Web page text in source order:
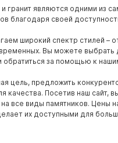
гранит являются одними из
благодаря своей
широкий спектр стилей –
Вы можете выбрать
обратиться за помощью к
цель, предложить
качества. Посетив наш сайт,
все виды памятников. Цены
их доступными для